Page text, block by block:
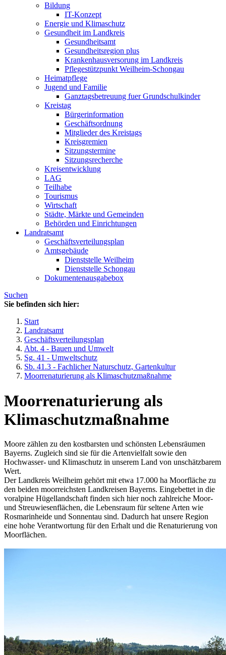
Bildung
IT-Konzept
Energie und Klimaschutz
Gesundheit im Landkreis
Gesundheitsamt
Gesundheitsregion plus
Krankenhausversorung im Landkreis
Pflegestützpunkt Weilheim-Schongau
Heimatpflege
Jugend und Familie
Ganztagsbetreuung fuer Grundschulkinder
Kreistag
Bürgerinformation
Geschäftsordnung
Mitglieder des Kreistags
Kreisgremien
Sitzungstermine
Sitzungsrecherche
Kreisentwicklung
LAG
Teilhabe
Tourismus
Wirtschaft
Städte, Märkte und Gemeinden
Behörden und Einrichtungen
Landratsamt
Geschäftsverteilungsplan
Amtsgebäude
Dienststelle Weilheim
Dienststelle Schongau
Dokumentenausgabebox
Suchen
Sie befinden sich hier:
Start
Landratsamt
Geschäftsverteilungsplan
Abt. 4 - Bauen und Umwelt
Sg. 41 - Umweltschutz
Sb. 41.3 - Fachlicher Naturschutz, Gartenkultur
Moorrenaturierung als Klimaschutzmaßnahme
Moorrenaturierung als
Klimaschutzmaßnahme
Moore zählen zu den kostbarsten und schönsten Lebensräumen
Bayerns. Zugleich sind sie für die Artenvielfalt sowie den
Hochwasser- und Klimaschutz in unserem Land von unschätzbarem
Wert.
Der Landkreis Weilheim gehört mit etwa 17.000 ha Moorfläche zu
den beiden moorreichsten Landkreisen Bayerns. Eingebettet in die
voralpine Hügellandschaft finden sich hier noch zahlreiche Moor-
und Streuwiesenflächen, die Lebensraum für seltene Arten wie
Rosmarinheide und Sonnentau sind. Dadurch hat unsere Region
eine hohe Verantwortung für den Erhalt und die Renaturierung von
Moorflächen.